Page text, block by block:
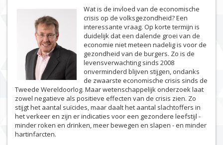
Wat is de invloed van de economische
crisis op de volksgezondheid? Een
interessante vraag. Op korte termijn is
duidelijk dat een dalende groei van de
economie niet meteen nadelig is voor de
gezondheid van de burgers. Zo is de
levensverwachting sinds 2008
onverminderd blijven stijgen, ondanks
de zwaarste economische crisis sinds de
Tweede Wereldoorlog. Maar wetenschappelijk onderzoek laat
zowel negatieve als positieve effecten van de crisis zien. Zo
stijgt het aantal suïcides, maar daalt het aantal slachtoffers in
het verkeer en zijn er indicaties voor een gezondere leefstijl -
minder roken en drinken, meer bewegen en slapen - en minder
hartinfarcten.